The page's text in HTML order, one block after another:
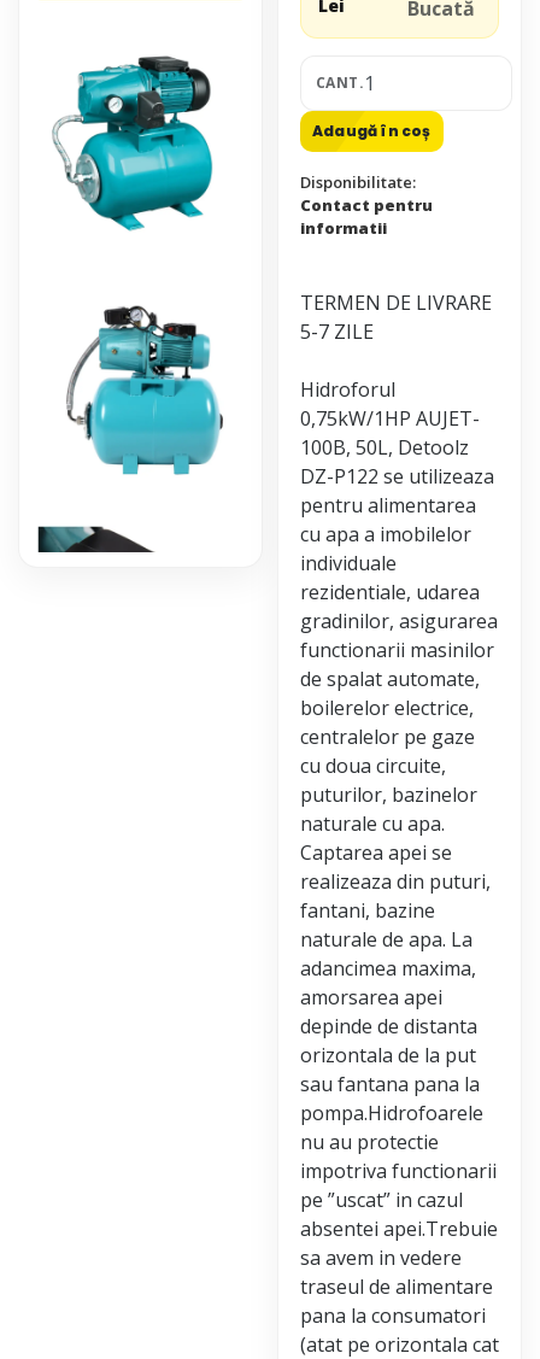
Lei
Bucată
CANT.
Adaugă în coș
Disponibilitate:
Contact pentru
informatii
TERMEN DE LIVRARE
5-7 ZILE
Hidroforul
0,75kW/1HP AUJET-
100B, 50L, Detoolz
DZ-P122 se utilizeaza
pentru alimentarea
cu apa a imobilelor
individuale
rezidentiale, udarea
gradinilor, asigurarea
functionarii masinilor
de spalat automate,
boilerelor electrice,
centralelor pe gaze
cu doua circuite,
puturilor, bazinelor
naturale cu apa.
Captarea apei se
realizeaza din puturi,
fantani, bazine
naturale de apa. La
adancimea maxima,
amorsarea apei
depinde de distanta
orizontala de la put
sau fantana pana la
pompa.Hidrofoarele
nu au protectie
impotriva functionarii
pe ”uscat” in cazul
absentei apei.Trebuie
sa avem in vedere
traseul de alimentare
pana la consumatori
(atat pe orizontala cat